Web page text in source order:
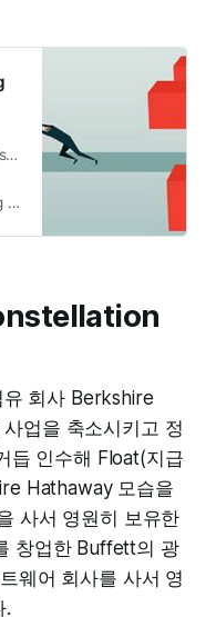
회사 Berkshire
업을 축소시키고 정
듭 인수해 Float(지급
Hathaway 모습을
사서 영원히 보유한
창업한 Buffett의 광
웨어 회사를 사서 영
.